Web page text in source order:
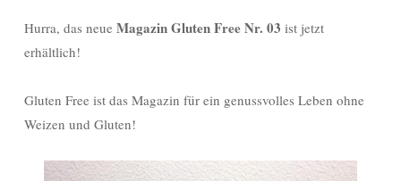
Hurra, das neue Magazin Gluten Free Nr. 03 ist jetzt
erhältlich!
Gluten Free ist das Magazin für ein genussvolles Leben ohne
Weizen und Gluten!